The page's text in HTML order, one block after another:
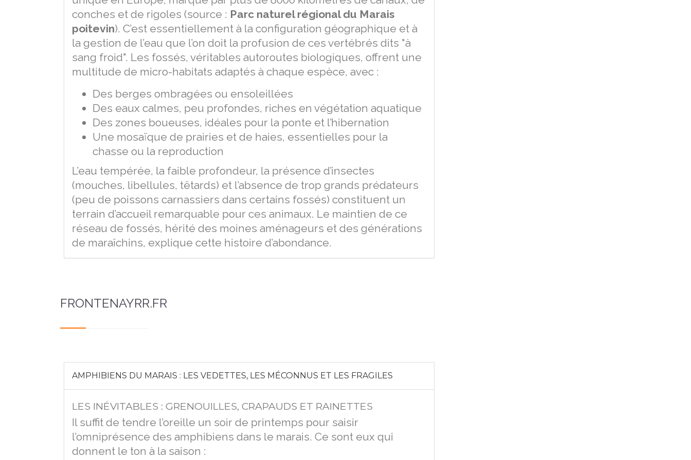
conches et de rigoles (source : Parc naturel régional du Marais
poitevin). C’est essentiellement à la configuration géographique et à
la gestion de l’eau que l’on doit la profusion de ces vertébrés dits "à
sang froid". Les fossés, véritables autoroutes biologiques, offrent une
multitude de micro-habitats adaptés à chaque espèce, avec :
Des berges ombragées ou ensoleillées
Des eaux calmes, peu profondes, riches en végétation aquatique
Des zones boueuses, idéales pour la ponte et l’hibernation
Une mosaïque de prairies et de haies, essentielles pour la
chasse ou la reproduction
L’eau tempérée, la faible profondeur, la présence d’insectes
(mouches, libellules, têtards) et l’absence de trop grands prédateurs
(peu de poissons carnassiers dans certains fossés) constituent un
terrain d’accueil remarquable pour ces animaux. Le maintien de ce
réseau de fossés, hérité des moines aménageurs et des générations
de maraîchins, explique cette histoire d’abondance.
FRONTENAYRR.FR
AMPHIBIENS DU MARAIS : LES VEDETTES, LES MÉCONNUS ET LES FRAGILES
LES INÉVITABLES : GRENOUILLES, CRAPAUDS ET RAINETTES
Il suffit de tendre l’oreille un soir de printemps pour saisir
l’omniprésence des amphibiens dans le marais. Ce sont eux qui
donnent le ton à la saison :